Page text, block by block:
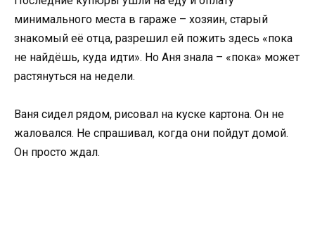
минимального места в гараже – хозяин, старый
знакомый её отца, разрешил ей пожить здесь «пока
не найдёшь, куда идти». Но Аня знала – «пока» может
растянуться на недели.
Ваня сидел рядом, рисовал на куске картона. Он не
жаловался. Не спрашивал, когда они пойдут домой.
Он просто ждал.